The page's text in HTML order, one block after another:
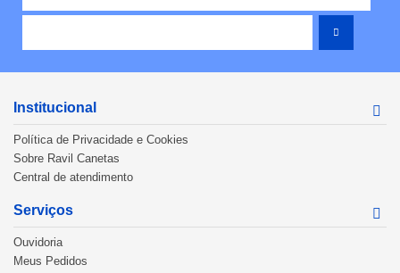
Institucional
Política de Privacidade e Cookies
Sobre Ravil Canetas
Central de atendimento
Serviços
Ouvidoria
Meus Pedidos